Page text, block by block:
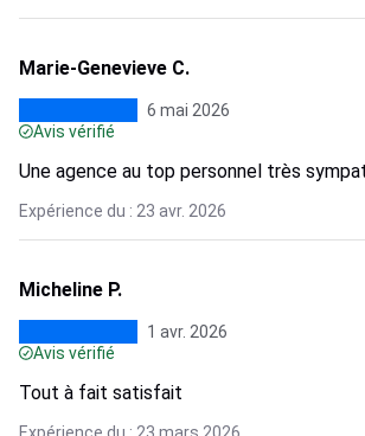
Marie-Genevieve C.
6 mai 2026
Avis vérifié
Une agence au top personnel très
Expérience du : 23 avr. 2026
Micheline P.
1 avr. 2026
Avis vérifié
Tout à fait satisfait